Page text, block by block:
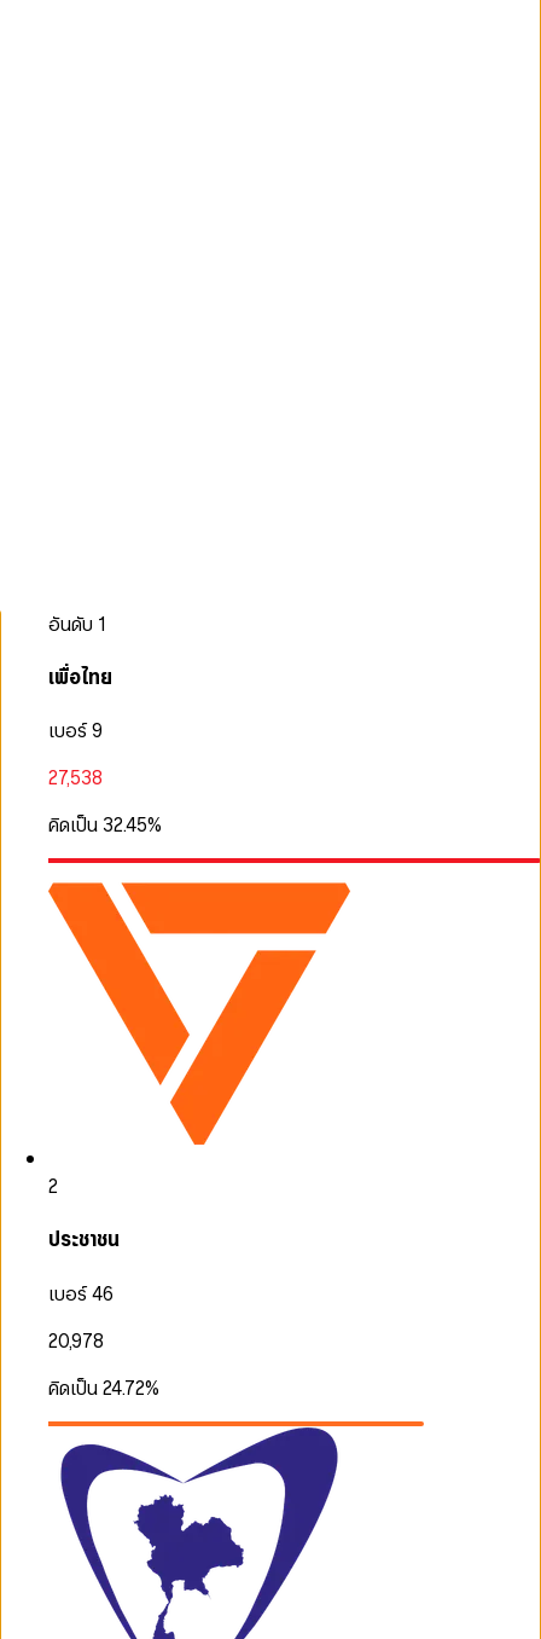
อันดับ 1
เพื่อไทย
เบอร์ 9
27,538
คิดเป็น 32.45%
2
ประชาชน
เบอร์ 46
20,978
คิดเป็น24.72%